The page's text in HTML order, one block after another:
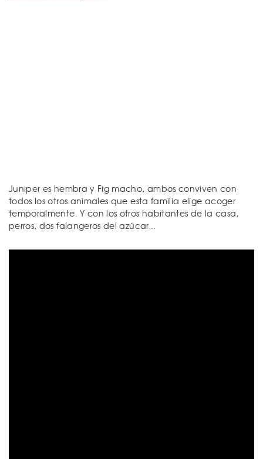
Juniper es hembra y Fig macho, ambos conviven con
todos los otros animales que esta familia elige acoger
temporalmente. Y con los otros habitantes de la casa,
perros, dos falangeros del azúcar...